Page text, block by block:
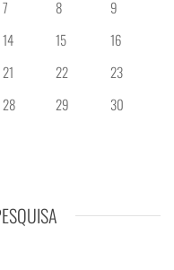
7 8
9
14 15
16
21 22
23
28 29
30